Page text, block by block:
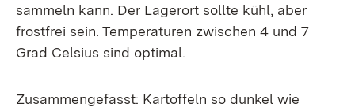
sammeln kann. Der Lagerort sollte kühl, aber
frostfrei sein. Temperaturen zwischen 4 und 7
Grad Celsius sind optimal.
Zusammengefasst: Kartoffeln so dunkel wie